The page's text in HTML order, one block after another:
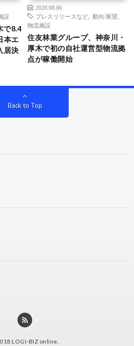
設
で8.4
本エ
居決
2026.08.06
プレスリリースなど
動向/展望
物流施設
住友林業グループ、神奈川・
厚木で初の自社運営型物流拠
点が稼働開始
Back to Top
LOGI-BIZ online.